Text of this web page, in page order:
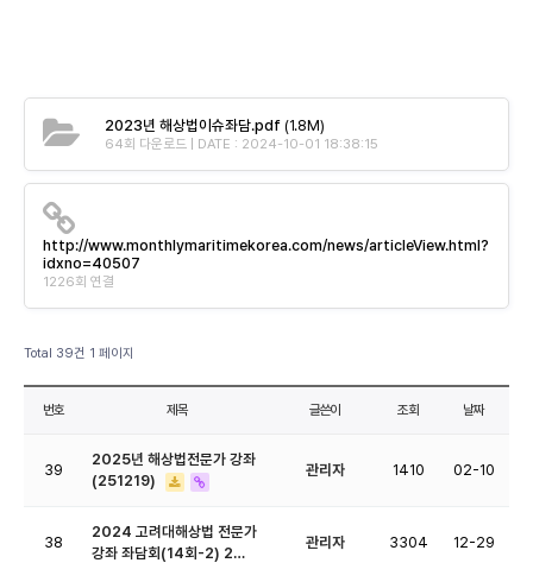
2023년 해상법이슈좌담.pdf (1.8M)
64회 다운로드 | DATE : 2024-10-01 18:38:15
http://www.monthlymaritimekorea.com/news/articleView.html?
idxno=40507
1226회 연결
Total 39건 1 페이지
번호 제목 글쓴이 조회 날짜
39
2025년 해상법전문가 강좌
(251219)
관리자 1410 02-10
38
2024 고려대해상법 전문가
강좌 좌담회(14회-2) 2…
관리자 3304 12-29